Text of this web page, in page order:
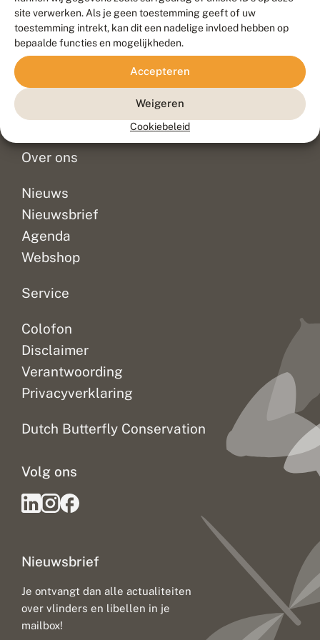
site verwerken. Als je geen toestemming geeft of uw
toestemming intrekt, kan dit een nadelige invloed hebben op
bepaalde functies en mogelijkheden.
Accepteren
Weigeren
Cookiebeleid
Contact
Veelgestelde vragen
Doneer
Over ons
Nieuws
Nieuwsbrief
Agenda
Webshop
Service
Colofon
Disclaimer
Verantwoording
Privacyverklaring
Dutch Butterfly Conservation
Nieuwsbrief
Je ontvangt dan alle actualiteiten
over vlinders en libellen in je
mailbox!
Volg ons
Duurzaam ontwikkeld door Go2People
, ontworpen door
Blue Field Agency
Privacy
Disclaimer
Sitemap